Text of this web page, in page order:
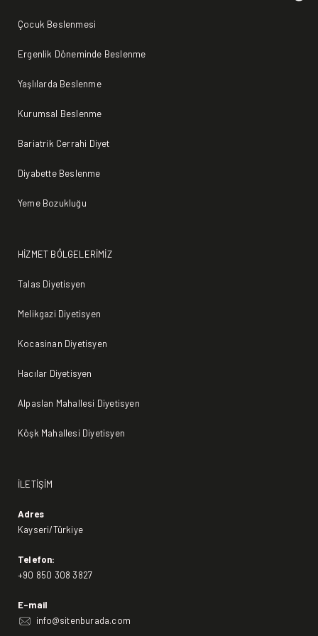
Çocuk Beslenmesi
Ergenlik Döneminde Beslenme
Yaşlılarda Beslenme
Kurumsal Beslenme
Bariatrik Cerrahi Diyet
Diyabette Beslenme
Yeme Bozukluğu
HİZMET BÖLGELERİMİZ
Talas Diyetisyen
Melikgazi Diyetisyen
Kocasinan Diyetisyen
Hacılar Diyetisyen
Alpaslan Mahallesi Diyetisyen
Köşk Mahallesi Diyetisyen
İLETİŞİM
Adres
Kayseri/Türkiye
Telefon:
+90 850 308 3827
E-mail
info@sitenburada.com